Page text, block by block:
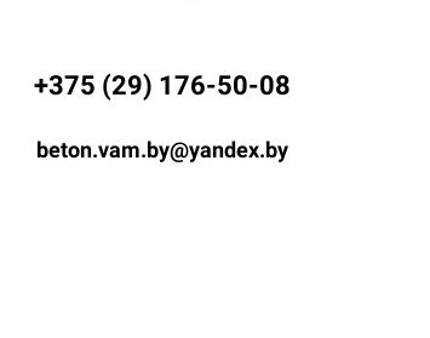
+375 (29) 176-50-08
beton.vam.by@yandex.by